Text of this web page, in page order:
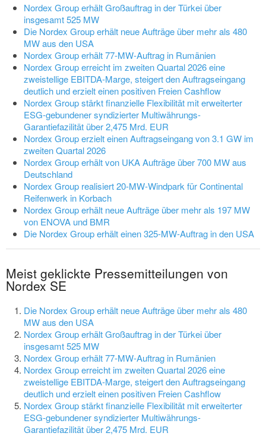
Nordex Group erhält Großauftrag in der Türkei über
insgesamt 525 MW
Die Nordex Group erhält neue Aufträge über mehr als 480
MW aus den USA
Nordex Group erhält 77-MW-Auftrag in Rumänien
Nordex Group erreicht im zweiten Quartal 2026 eine
zweistellige EBITDA-Marge, steigert den Auftragseingang
deutlich und erzielt einen positiven Freien Cashflow
Nordex Group stärkt finanzielle Flexibilität mit erweiterter
ESG-gebundener syndizierter Multiwährungs-
Garantiefazilität über 2,475 Mrd. EUR
Nordex Group erzielt einen Auftragseingang von 3.1 GW im
zweiten Quartal 2026
Nordex Group erhält von UKA Aufträge über 700 MW aus
Deutschland
Nordex Group realisiert 20-MW-Windpark für Continental
Reifenwerk in Korbach
Nordex Group erhält neue Aufträge über mehr als 197 MW
von ENOVA und BMR
Die Nordex Group erhält einen 325-MW-Auftrag in den USA
Meist geklickte Pressemitteilungen von
Nordex SE
Die Nordex Group erhält neue Aufträge über mehr als 480
MW aus den USA
Nordex Group erhält Großauftrag in der Türkei über
insgesamt 525 MW
Nordex Group erhält 77-MW-Auftrag in Rumänien
Nordex Group erreicht im zweiten Quartal 2026 eine
zweistellige EBITDA-Marge, steigert den Auftragseingang
deutlich und erzielt einen positiven Freien Cashflow
Nordex Group stärkt finanzielle Flexibilität mit erweiterter
ESG-gebundener syndizierter Multiwährungs-
Garantiefazilität über 2,475 Mrd. EUR